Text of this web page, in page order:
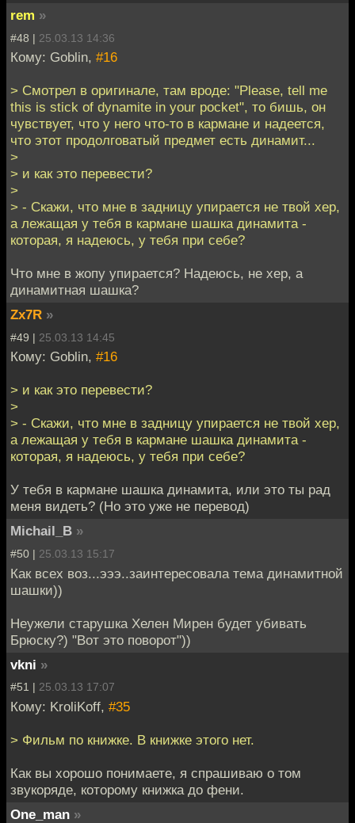
rem »
#48 | 25.03.13 14:36
Кому: Goblin, #16
> Смотрел в оригинале, там вроде: "Please, tell me
this is stick of dynamite in your pocket", то бишь, он
чувствует, что у него что-то в кармане и надеется,
что этот продолговатый предмет есть динамит...
>
> и как это перевести?
>
> - Скажи, что мне в задницу упирается не твой хер,
а лежащая у тебя в кармане шашка динамита -
которая, я надеюсь, у тебя при себе?
Что мне в жопу упирается? Надеюсь, не хер, а
динамитная шашка?
Zx7R »
#49 | 25.03.13 14:45
Кому: Goblin, #16
> и как это перевести?
>
> - Скажи, что мне в задницу упирается не твой хер,
а лежащая у тебя в кармане шашка динамита -
которая, я надеюсь, у тебя при себе?
У тебя в кармане шашка динамита, или это ты рад
меня видеть? (Но это уже не перевод)
Michail_B »
#50 | 25.03.13 15:17
Как всех воз...эээ..заинтересовала тема динамитной
шашки))
Неужели старушка Хелен Мирен будет убивать
Брюску?) "Вот это поворот"))
vkni »
#51 | 25.03.13 17:07
Кому: KroliKoff, #35
> Фильм по книжке. В книжке этого нет.
Как вы хорошо понимаете, я спрашиваю о том
звукоряде, которому книжка до фени.
One_man »